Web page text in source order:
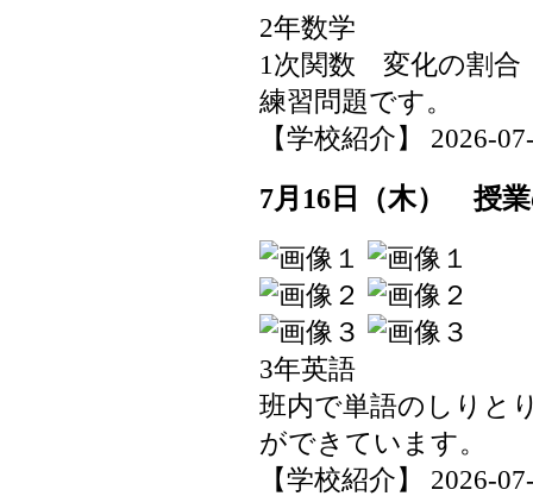
2年数学
1次関数 変化の割
練習問題です。
【学校紹介】 2026-
7月16日（木） 授
3年英語
班内で単語のしりと
ができています。
【学校紹介】 2026-